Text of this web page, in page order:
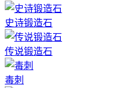
史诗锻造石
传说锻造石
毒刺